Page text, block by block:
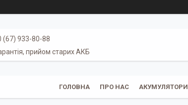
(67) 933-80-88
прийом старих АКБ
ГОЛОВНА ПРО НАС АКУМУЛЯТОРИ